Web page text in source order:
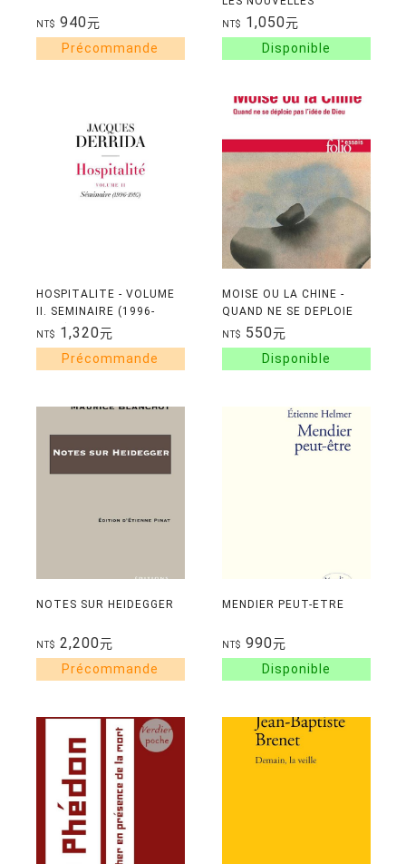
NT$ 940元
TECHNOLOGIES? -
NANOTECHNOLOGIES,
CYBERGENETIQUE,
NT$ 1,050元
HOSPITALITE - VOLUME
II. SEMINAIRE (1996-
1997)
NT$ 1,320元
MOISE OU LA CHINE -
QUAND NE SE DEPLOIE
PAS L'IDEE DE DIEU
NT$ 550元
NOTES SUR HEIDEGGER
NT$ 2,200元
MENDIER PEUT-ETRE
NT$ 990元